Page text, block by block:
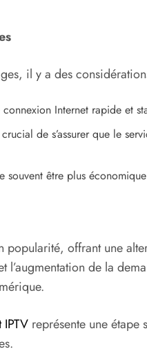
il y a des
connexion Internet rapide et
de s’assurer que le
souvent être plus
popularité, offrant une
l’augmentation de la
représente une